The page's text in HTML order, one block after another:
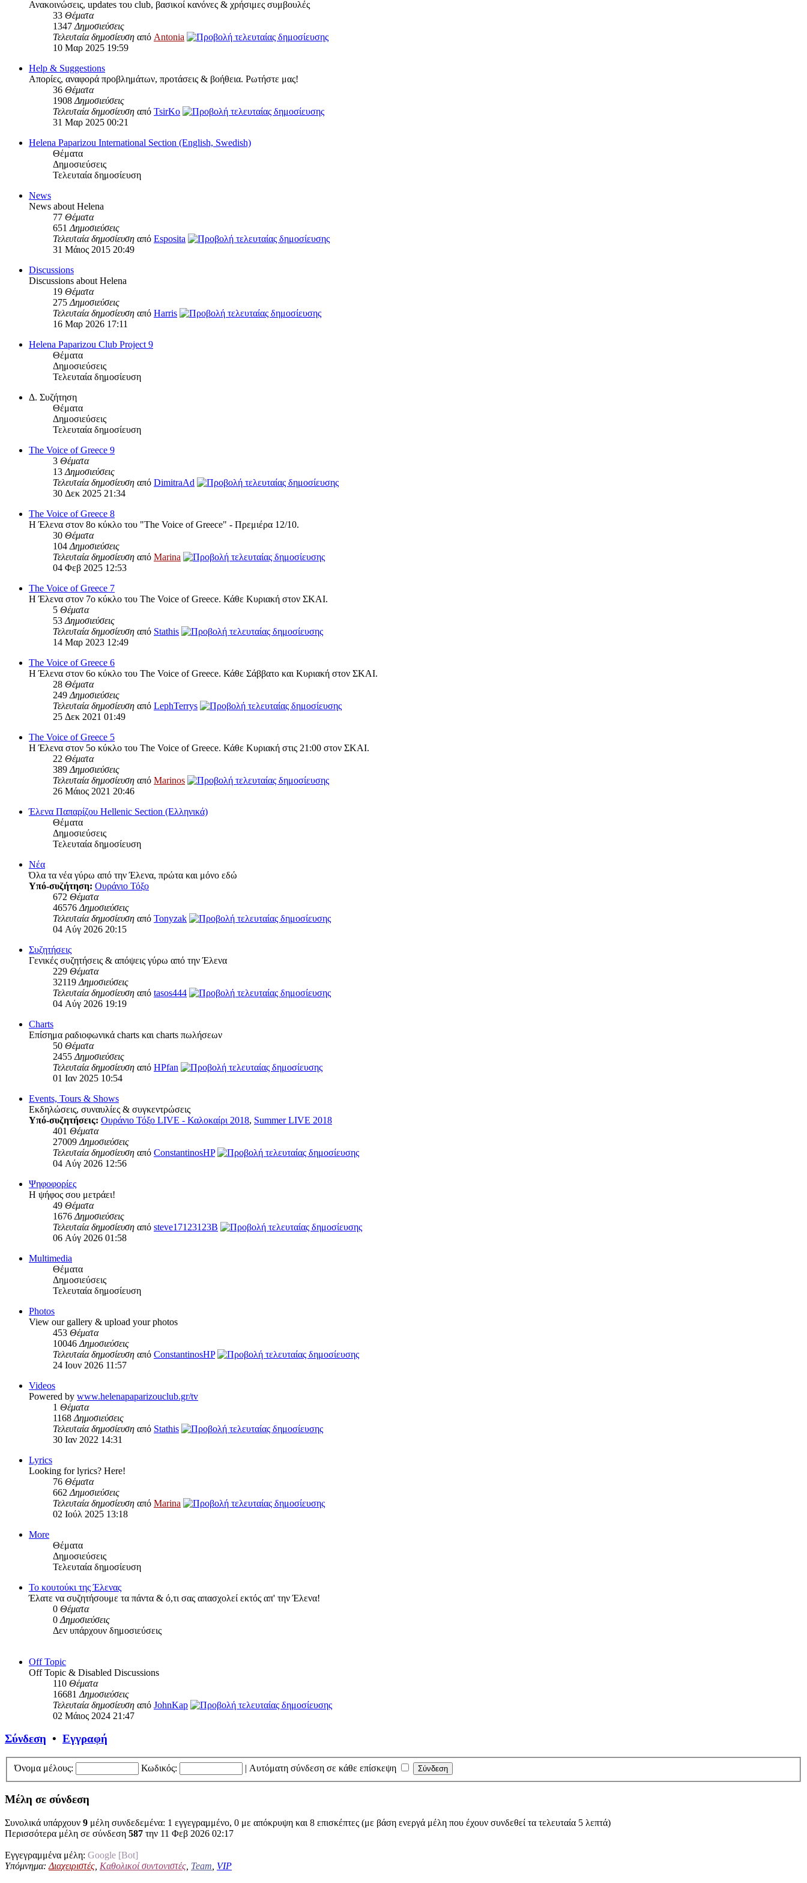
Ανακοινώσεις, updates του club, βασικοί κανόνες & χρήσιμες συμβουλές
33 Θέματα
1347 Δημοσιεύσεις
Τελευταία δημοσίευση από Antonia
10 Μαρ 2025 19:59
Help & Suggestions
Απορίες, αναφορά προβλημάτων, προτάσεις & βοήθεια. Ρωτήστε μας!
36 Θέματα
1908 Δημοσιεύσεις
Τελευταία δημοσίευση από TsirKo
31 Μαρ 2025 00:21
Helena Paparizou International Section (English, Swedish)
Θέματα
Δημοσιεύσεις
Τελευταία δημοσίευση
News
News about Helena
77 Θέματα
651 Δημοσιεύσεις
Τελευταία δημοσίευση από Esposita
31 Μάιος 2015 20:49
Discussions
Discussions about Helena
19 Θέματα
275 Δημοσιεύσεις
Τελευταία δημοσίευση από Harris
16 Μαρ 2026 17:11
Helena Paparizou Club Project 9
Θέματα
Δημοσιεύσεις
Τελευταία δημοσίευση
Δ. Συζήτηση
Θέματα
Δημοσιεύσεις
Τελευταία δημοσίευση
The Voice of Greece 9
3 Θέματα
13 Δημοσιεύσεις
Τελευταία δημοσίευση από DimitraAd
30 Δεκ 2025 21:34
The Voice of Greece 8
Η Έλενα στον 8ο κύκλο του "The Voice of Greece" - Πρεμιέρα 12/10.
30 Θέματα
104 Δημοσιεύσεις
Τελευταία δημοσίευση από Marina
04 Φεβ 2025 12:53
The Voice of Greece 7
Η Έλενα στον 7ο κύκλο του The Voice of Greece. Κάθε Κυριακή στον ΣΚΑΙ.
5 Θέματα
53 Δημοσιεύσεις
Τελευταία δημοσίευση από Stathis
14 Μαρ 2023 12:49
The Voice of Greece 6
Η Έλενα στον 6ο κύκλο του The Voice of Greece. Κάθε Σάββατο και Κυριακή στον ΣΚΑΙ.
28 Θέματα
249 Δημοσιεύσεις
Τελευταία δημοσίευση από LephTerrys
25 Δεκ 2021 01:49
The Voice of Greece 5
Η Έλενα στον 5ο κύκλο του The Voice of Greece. Κάθε Κυριακή στις 21:00 στον ΣΚΑΙ.
22 Θέματα
389 Δημοσιεύσεις
Τελευταία δημοσίευση από Marinos
26 Μάιος 2021 20:46
Έλενα Παπαρίζου Hellenic Section (Ελληνικά)
Θέματα
Δημοσιεύσεις
Τελευταία δημοσίευση
Νέα
Όλα τα νέα γύρω από την Έλενα, πρώτα και μόνο εδώ
Υπό-συζήτηση: Ουράνιο Τόξο
672 Θέματα
46576 Δημοσιεύσεις
Τελευταία δημοσίευση από Tonyzak
04 Αύγ 2026 20:15
Συζητήσεις
Γενικές συζητήσεις & απόψεις γύρω από την Έλενα
229 Θέματα
32119 Δημοσιεύσεις
Τελευταία δημοσίευση από tasos444
04 Αύγ 2026 19:19
Charts
Επίσημα ραδιοφωνικά charts και charts πωλήσεων
50 Θέματα
2455 Δημοσιεύσεις
Τελευταία δημοσίευση από HPfan
01 Ιαν 2025 10:54
Events, Tours & Shows
Εκδηλώσεις, συναυλίες & συγκεντρώσεις
Υπό-συζητήσεις: Ουράνιο Τόξο LIVE - Καλοκαίρι 2018, Summer LIVE 2018
401 Θέματα
27009 Δημοσιεύσεις
Τελευταία δημοσίευση από ConstantinosHP
04 Αύγ 2026 12:56
Ψηφοφορίες
Η ψήφος σου μετράει!
49 Θέματα
1676 Δημοσιεύσεις
Τελευταία δημοσίευση από steve17123123B
06 Αύγ 2026 01:58
Multimedia
Θέματα
Δημοσιεύσεις
Τελευταία δημοσίευση
Photos
View our gallery & upload your photos
453 Θέματα
10046 Δημοσιεύσεις
Τελευταία δημοσίευση από ConstantinosHP
24 Ιουν 2026 11:57
Videos
Powered by www.helenapaparizouclub.gr/tv
1 Θέματα
1168 Δημοσιεύσεις
Τελευταία δημοσίευση από Stathis
30 Ιαν 2022 14:31
Lyrics
Looking for lyrics? Here!
76 Θέματα
662 Δημοσιεύσεις
Τελευταία δημοσίευση από Marina
02 Ιούλ 2025 13:18
More
Θέματα
Δημοσιεύσεις
Τελευταία δημοσίευση
Το κουτούκι της Έλενας
Έλατε να συζητήσουμε τα πάντα & ό,τι σας απασχολεί εκτός απ' την Έλενα!
0 Θέματα
0 Δημοσιεύσεις
Δεν υπάρχουν δημοσιεύσεις
Off Topic
Off Topic & Disabled Discussions
110 Θέματα
16681 Δημοσιεύσεις
Τελευταία δημοσίευση από JohnKap
02 Μάιος 2024 21:47
Σύνδεση • Εγγραφή
Όνομα μέλους: Κωδικός: | Αυτόματη σύνδεση σε κάθε επίσκεψη
Μέλη σε σύνδεση
Συνολικά υπάρχουν 9 μέλη συνδεδεμένα: 1 εγγεγραμμένο, 0 με απόκρυψη και 8 επισκέπτες (με βάση ενεργά μέλη που έχουν συνδεθεί τα τελευταία 5 λεπτά)
Περισσότερα μέλη σε σύνδεση 587 την 11 Φεβ 2026 02:17
Εγγεγραμμένα μέλη: Google [Bot]
Υπόμνημα: Διαχειριστές Καθολικοί συντονιστές Team VIP